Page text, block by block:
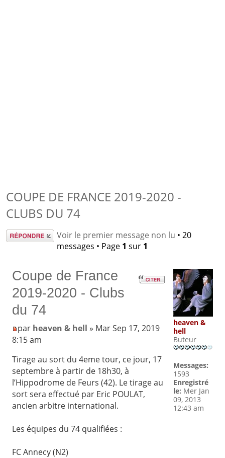
COUPE DE FRANCE 2019-2020 -
CLUBS DU 74
Répondre Voir le premier message non lu • 20
messages • Page 1 sur 1
Coupe de France
2019-2020 - Clubs
du 74
par heaven & hell » Mar Sep 17, 2019
8:15 am
Tirage au sort du 4eme tour, ce jour, 17
septembre à partir de 18h30, à
l’Hippodrome de Feurs (42). Le tirage au
sort sera effectué par Eric POULAT,
ancien arbitre international.
Les équipes du 74 qualifiées :
FC Annecy (N2)
heaven &
hell
Buteur
Messages:
1593
Enregistré
le: Mer Jan
09, 2013
12:43 am